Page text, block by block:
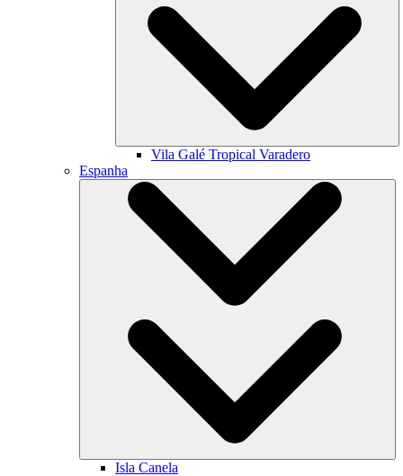
Vila Galé Tropical Varadero
Espanha
Isla Canela